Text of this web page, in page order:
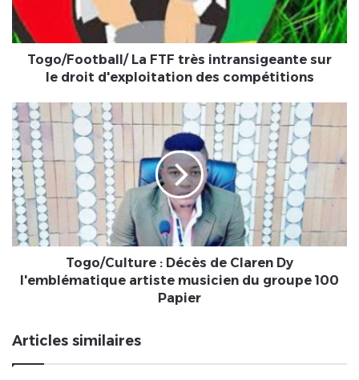
le
droit
d'exploitation
compétitions
Togo/Football/ La FTF très intransigeante sur
le droit d'exploitation des compétitions
Togo/Culture
Décès
de
Claren
Dy
l'emblématique
artiste
musicien
groupe
Togo/Culture : Décès de Claren Dy
l'emblématique artiste musicien du groupe 100
Papier
Articles similaires